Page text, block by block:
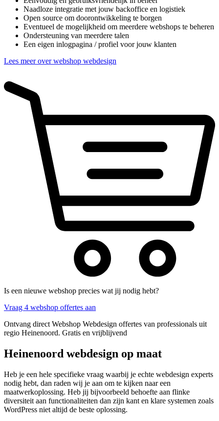
Naadloze integratie met jouw backoffice en logistiek
Open source om doorontwikkeling te borgen
Eventueel de mogelijkheid om meerdere webshops te beheren
Ondersteuning van meerdere talen
Een eigen inlogpagina / profiel voor jouw klanten
Lees meer over webshop webdesign
Is een nieuwe webshop precies wat jij nodig hebt?
Vraag 4 webshop offertes aan
Ontvang direct Webshop Webdesign offertes van professionals uit
regio Heinenoord. Gratis en vrijblijvend
Heinenoord webdesign op maat
Heb je een hele specifieke vraag waarbij je echte webdesign experts
nodig hebt, dan raden wij je aan om te kijken naar een
maatwerkoplossing. Heb jij bijvoorbeeld behoefte aan flinke
diversiteit aan functionaliteiten dan zijn kant en klare systemen zoals
WordPress niet altijd de beste oplossing.